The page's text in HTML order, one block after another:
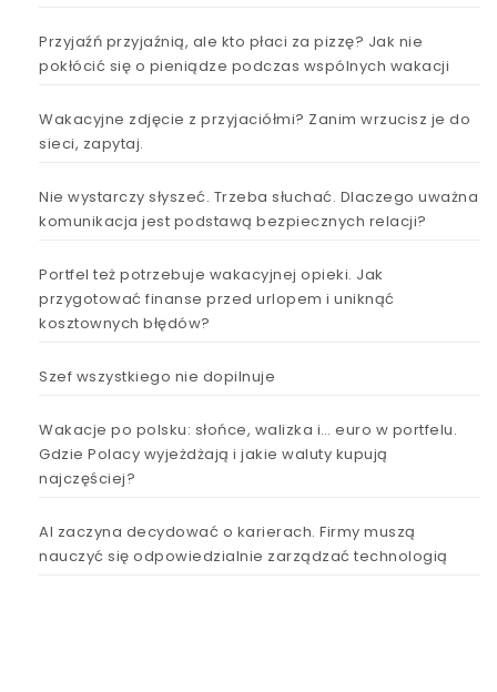
Przyjaźń przyjaźnią, ale kto płaci za pizzę? Jak nie
pokłócić się o pieniądze podczas wspólnych wakacji
Wakacyjne zdjęcie z przyjaciółmi? Zanim wrzucisz je do
sieci, zapytaj.
Nie wystarczy słyszeć. Trzeba słuchać. Dlaczego uważna
komunikacja jest podstawą bezpiecznych relacji?
Portfel też potrzebuje wakacyjnej opieki. Jak
przygotować finanse przed urlopem i uniknąć
kosztownych błędów?
Szef wszystkiego nie dopilnuje
Wakacje po polsku: słońce, walizka i… euro w portfelu.
Gdzie Polacy wyjeżdżają i jakie waluty kupują
najczęściej?
AI zaczyna decydować o karierach. Firmy muszą
nauczyć się odpowiedzialnie zarządzać technologią